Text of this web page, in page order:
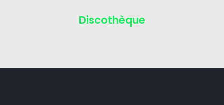
Discothèque